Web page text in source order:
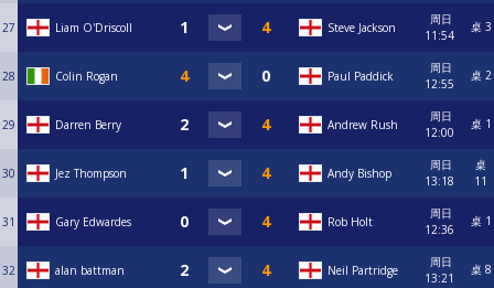
27 Liam O'Driscoll Steve Jackson
周日
11:54
桌 3
28 Colin Rogan Paul Paddick
周日
12:55
桌 2
29 Darren Berry Andrew Rush
周日
12:00
桌 1
30 Jez Thompson Andy Bishop
周日
13:18
桌
11
31 Gary Edwardes Rob Holt
周日
12:36
桌 1
32 alan battman Neil Partridge
周日
13:21
桌 8